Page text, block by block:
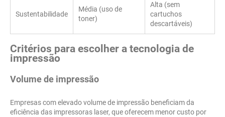
Sustentabilidade
Média (uso de
toner)
Alta (sem
cartuchos
descartáveis)
Critérios para escolher a tecnologia de
impressão
Volume de impressão
Empresas com elevado volume de impressão beneficiam da
eficiência das impressoras laser, que oferecem menor custo por